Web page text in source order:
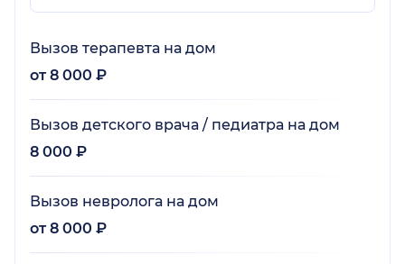
Вызов терапевта на дом
от 8 000 ₽
Вызов детского врача / педиатра на дом
8 000 ₽
Вызов невролога на дом
от 8 000 ₽